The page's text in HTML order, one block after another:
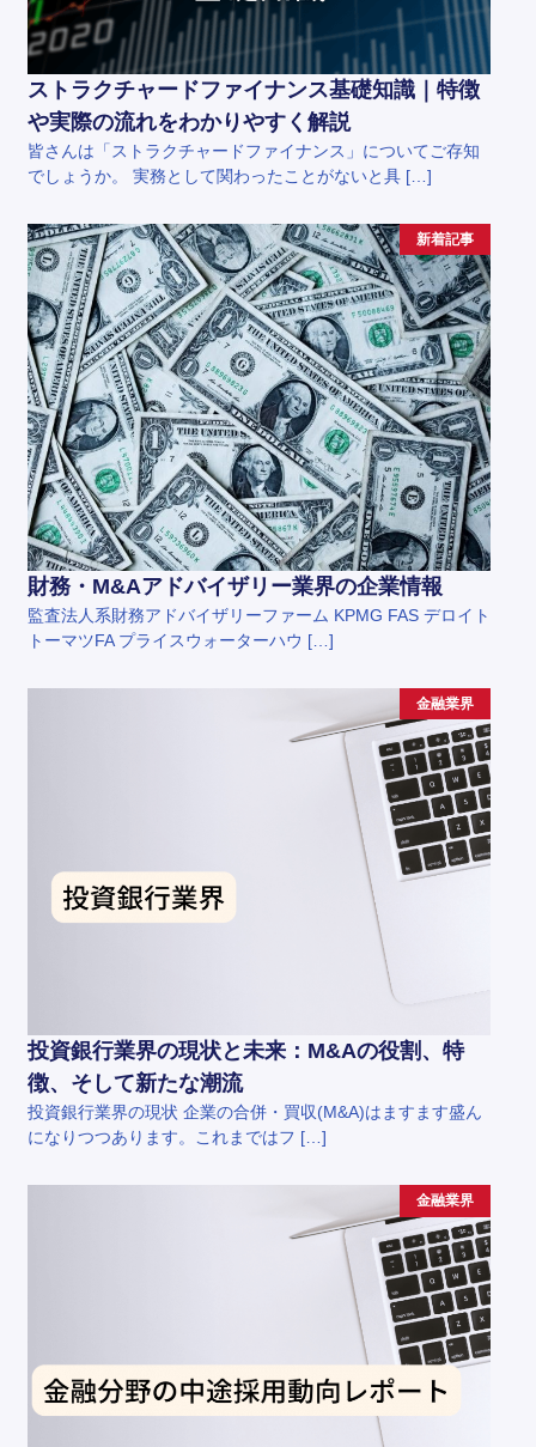
ストラクチャードファイナンス基礎知識｜特徴
や実際の流れをわかりやすく解説
皆さんは「ストラクチャードファイナンス」についてご存知
でしょうか。 実務として関わったことがないと具 […]
新着記事
財務・M&Aアドバイザリー業界の企業情報
監査法人系財務アドバイザリーファーム KPMG FAS デロイト
トーマツFA プライスウォーターハウ […]
金融業界
投資銀行業界の現状と未来：M&Aの役割、特
徴、そして新たな潮流
投資銀行業界の現状 企業の合併・買収(M&A)はますます盛ん
になりつつあります。これまではフ […]
金融業界